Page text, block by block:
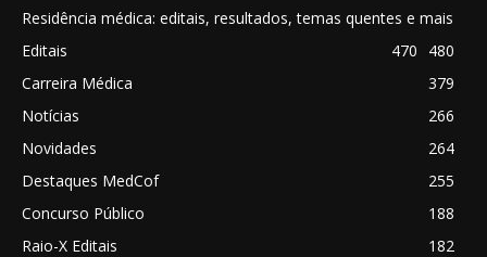
Residência médica: editais, resultados, temas quentes e mais
480
Editais
470
Carreira Médica
379
Notícias
266
Novidades
264
Destaques MedCof
255
Concurso Público
188
Raio-X Editais
182